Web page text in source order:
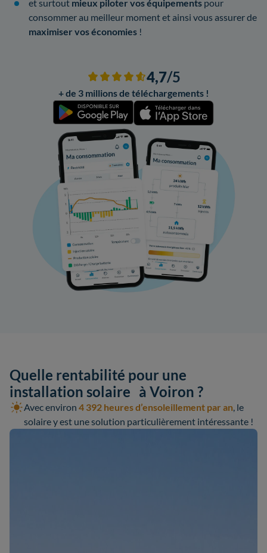
et surtout mieux piloter vos équipements pour
consommer au meilleur moment et ainsi vous assurer de
maximiser vos économies !
4,7/5
+ de 3 millions de téléchargements !
Quelle rentabilité pour une
installation solaire à Voiron ?
Avec environ 4 392 heures d’ensoleillement par an, le
solaire y est une solution particulièrement intéressante !